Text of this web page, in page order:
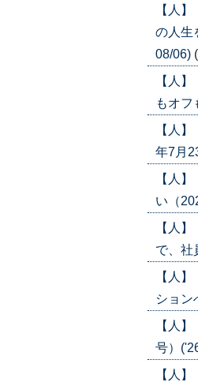
【人
の人生
08/06)
【人
もオフ
【人
年7月
【人
い（
【人
で、社
【人
ション
【人
号）
【人